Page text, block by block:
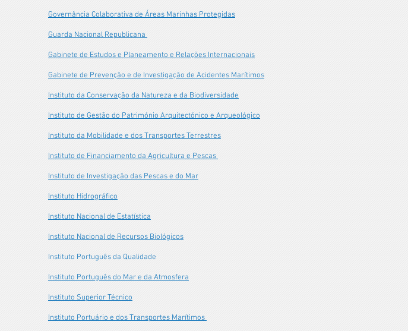
Governância Colaborativa de Áreas Marinhas Protegidas
Guarda Nacional Republicana
Gabinete de Estudos e Planeamento e Relações Internacionais
Gabinete de Prevenção e de Investigação de Acidentes Marítimos
Instituto da Conservação da Natureza e da Biodiversidade
Instituto de Gestão do Património Arquitectónico e Arqueológico
Instituto da Mobilidade e dos Transportes Terrestres
Instituto de Financiamento da Agricultura e Pescas
Instituto de Investigação das Pescas e do Mar
Instituto Hidrográfico
Instituto Nacional de Estatística
Instituto Nacional de Recursos Biológicos
Instituto Português da Qualidade
Instituto Português do Mar e da Atmosfera
Instituto Superior Técnico
Instituto Portuário e dos Transportes Marítimos